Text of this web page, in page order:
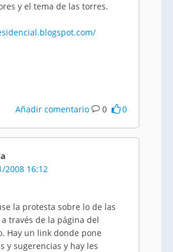
y el tema de las torres.
Añadir comentario 0 0
2008 16:12
la protesta sobre lo de las
través de la página del
Hay un link donde pone
y sugerencias y hay les